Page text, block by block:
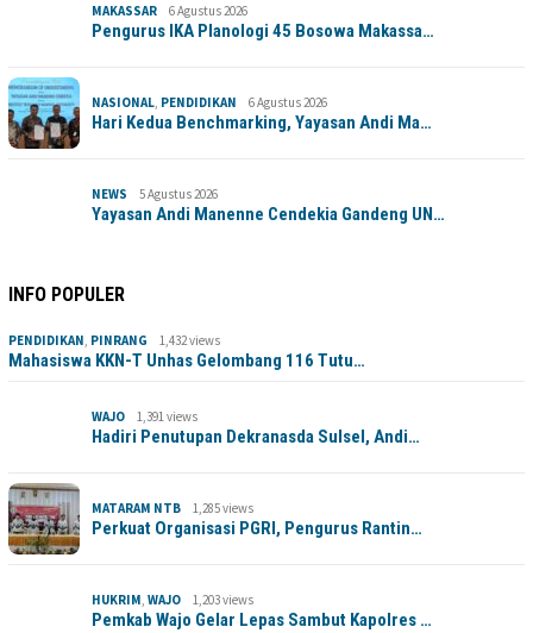
MAKASSAR 6 Agustus 2026
Pengurus IKA Planologi 45 Bosowa Makassa…
NASIONAL, PENDIDIKAN 6 Agustus 2026
Hari Kedua Benchmarking, Yayasan Andi Ma…
NEWS 5 Agustus 2026
Yayasan Andi Manenne Cendekia Gandeng UN…
INFO POPULER
PENDIDIKAN, PINRANG 1,432 views
Mahasiswa KKN-T Unhas Gelombang 116 Tutu…
WAJO 1,391 views
Hadiri Penutupan Dekranasda Sulsel, Andi…
MATARAM NTB 1,285 views
Perkuat Organisasi PGRI, Pengurus Rantin…
HUKRIM, WAJO 1,203 views
Pemkab Wajo Gelar Lepas Sambut Kapolres …